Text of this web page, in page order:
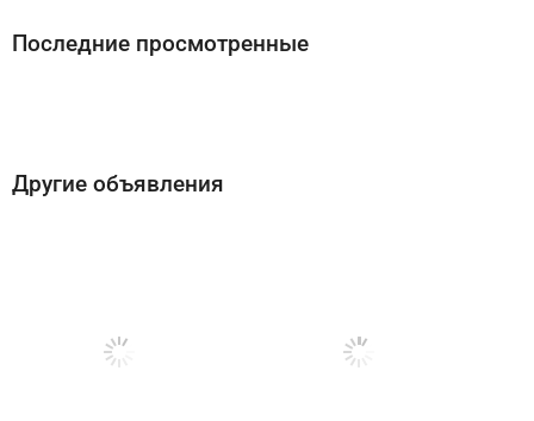
Последние просмотренные
Другие объявления